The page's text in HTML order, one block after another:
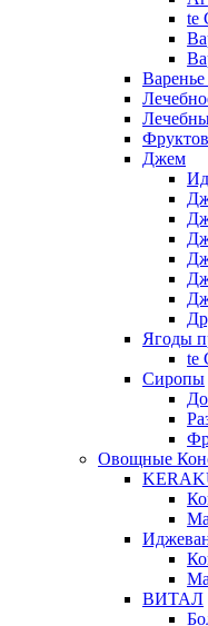
te
Джем
Ягоды
te
Сиропы
Овощные
ВИТАЛ